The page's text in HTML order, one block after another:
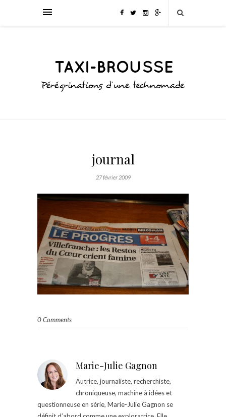
journal
27 février 2009
0 Comments
Marie-Julie Gagnon
Autrice, journaliste, recherchiste,
chroniqueuse, machine à idées et
questionneuse en série, Marie-Julie Gagnon se